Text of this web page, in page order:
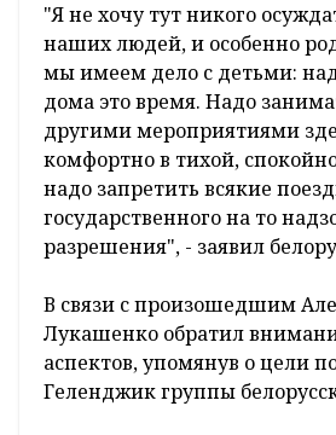
"Я не хочу тут никого
наших людей, и особенно
мы имеем дело с детьми:
дома это время. Надо
другими мероприятиями
комфортно в тихой,
надо запретить всякие
государственного на то
разрешения", - заявил
В связи с произошедшим
Лукашенко обратил
аспектов, упомянув о цели
Геленджик группы